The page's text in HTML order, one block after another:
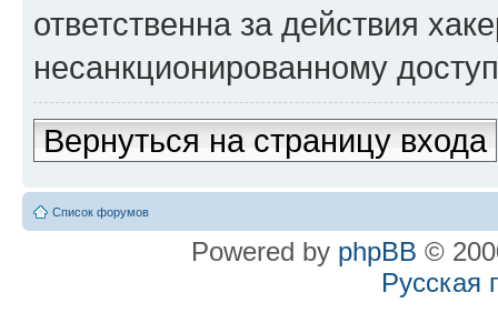
ответственна за действия
несанкционированному
Вернуться на страницу входа
Список форумов
Powered by phpBB ©
Русская